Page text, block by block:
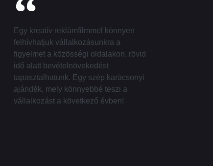
Egy kreatív reklámfilmmel könnyen
felhívhatjuk vállalkozásunkra a
figyelmet a közösségi oldalakon, rövid
idő alatt bevételnövekedést
tapasztalhatunk. Egy szép karácsonyi
ajándék, mely könnyebbé teszi a
vállalkozást a következő évben!